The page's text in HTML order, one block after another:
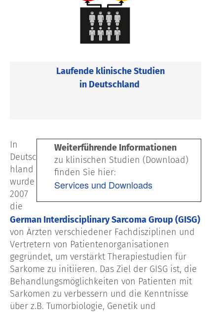
Laufende klinische Studien
in Deutschland
Weiterführende Informationen
zu klinischen Studien (Download)
finden Sie hier:
Services und Downloads
In
Deutsc
hland
wurde
2007
die
German Interdisciplinary Sarcoma Group (GISG)
von Ärzten verschiedener Fachdisziplinen und
Vertretern von Patientenorganisationen
gegründet, um verstärkt Therapiestudien für
Sarkome zu initiieren. Das Ziel der GISG ist, die
Behandlungsmöglichkeiten von Patienten mit
Sarkomen zu verbessern und die Kenntnisse
über z.B. Tumorbiologie, Genetik und